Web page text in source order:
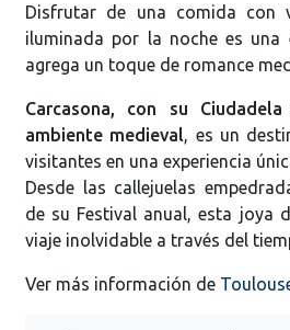
Disfrutar de una comida con
iluminada por la noche es una
agrega un toque de romance
Carcasona, con su
ambiente medieval, es un
visitantes en una experiencia
Desde las callejuelas
de su Festival anual, esta joya
viaje inolvidable a través del
Ver más información de